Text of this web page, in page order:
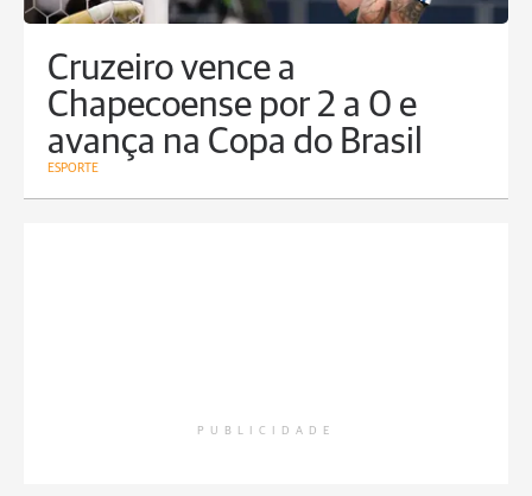
Cruzeiro vence a
Chapecoense por 2 a 0 e
avança na Copa do Brasil
ESPORTE
PUBLICIDADE